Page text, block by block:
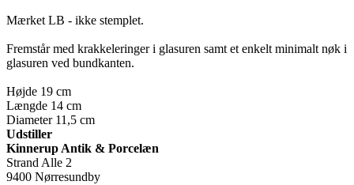
Mærket LB - ikke stemplet.
Fremstår med krakkeleringer i glasuren samt et enkelt minimalt nøk i
glasuren ved bundkanten.
Højde 19 cm
Længde 14 cm
Diameter 11,5 cm
Udstiller
Kinnerup Antik & Porcelæn
Strand Alle 2
9400 Nørresundby